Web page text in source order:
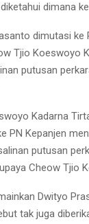
dimana
dimutasi ke
Tjio Koeswoyo
putusan
Kadarna
PN Kepanjen
putusan
Cheow Tjio
Dwityo
tak juga